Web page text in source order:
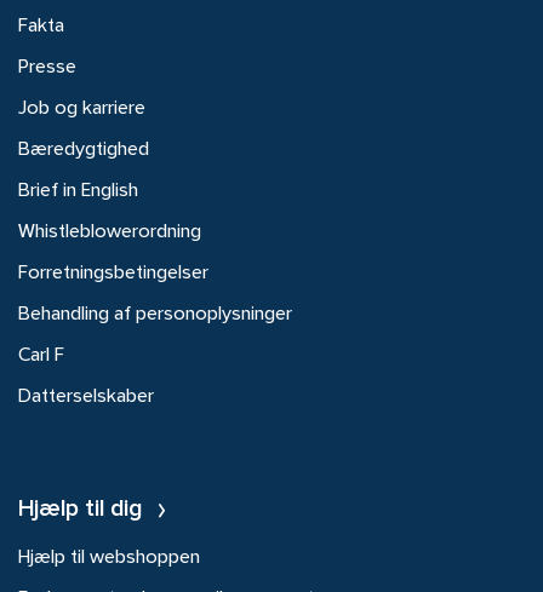
Fakta
Presse
Job og karriere
Bæredygtighed
Brief in English
Whistleblowerordning
Forretningsbetingelser
Behandling af personoplysninger
Carl F
Datterselskaber
Hjælp til dig
Hjælp til webshoppen